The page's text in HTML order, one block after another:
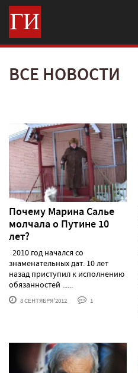
ВСЕ НОВОСТИ
Почему Марина Салье
молчала о Путине 10
лет?
2010 год начался со
знаменательных дат. 10 лет
назад приступил к исполнению
обязанностей ......
8 СЕНТЯБРЯ'2012 1